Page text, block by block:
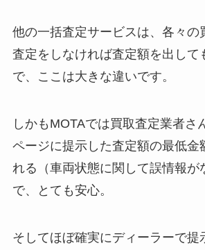
他の一括査定サービスは、各々の
査定をしなければ査定額を出して
で、ここは大きな違いです。
しかもMOTAでは買取査定業者さ
ページに提示した査定額の最低金
れる（車両状態に関して誤情報が
で、とても安心。
そしてほぼ確実にディーラーで提